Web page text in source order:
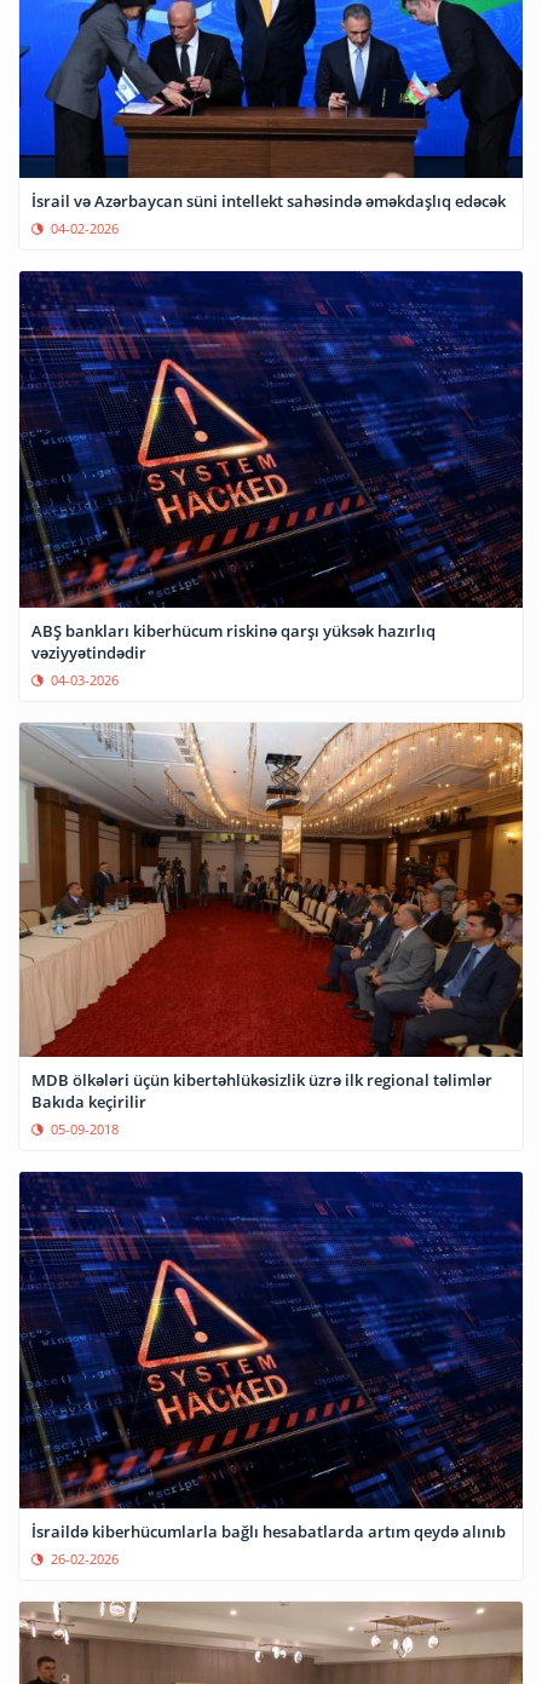
İsrail və Azərbaycan süni intellekt sahəsində əməkdaşlıq edəcək
04-02-2026
ABŞ bankları kiberhücum riskinə qarşı yüksək hazırlıq
vəziyyətindədir
04-03-2026
MDB ölkələri üçün kibertəhlükəsizlik üzrə ilk regional təlimlər
Bakıda keçirilir
05-09-2018
İsraildə kiberhücumlarla bağlı hesabatlarda artım qeydə alınıb
26-02-2026